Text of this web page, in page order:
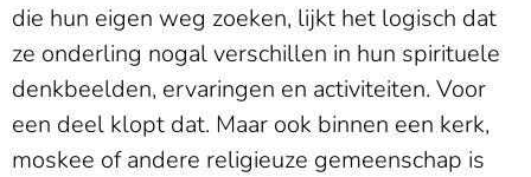
die hun eigen weg zoeken, lijkt het logisch dat
ze onderling nogal verschillen in hun spirituele
denkbeelden, ervaringen en activiteiten. Voor
een deel klopt dat. Maar ook binnen een kerk,
moskee of andere religieuze gemeenschap is